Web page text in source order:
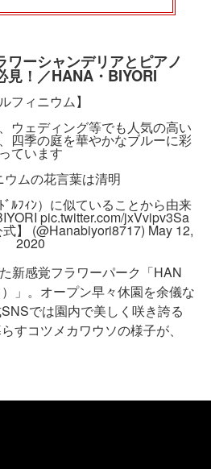
ワーシャンデリアとピアノ
見！／HANA・BIYORI
フィニウム】
ウェディング等でも人気の高い
四季の庭を華やかなブルーに彩
っています
ウムの花言葉は清明
ﾙﾌｨﾝ）に似ていることから由来
pic.twitter.com/jxVvipv3Sa
】 (@Hanabiyori8717) May 12,
2020
新感覚フラワーパーク「HAN
」。オープン早々休園を余儀な
では園内で美しく咲き誇る
すコツメカワウソの様子が、